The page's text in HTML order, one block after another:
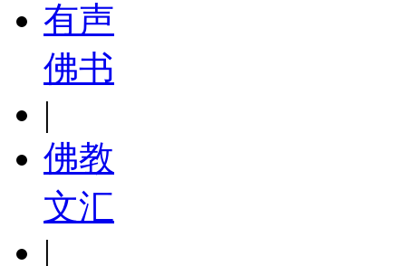
有声
佛书
|
佛教
文汇
|